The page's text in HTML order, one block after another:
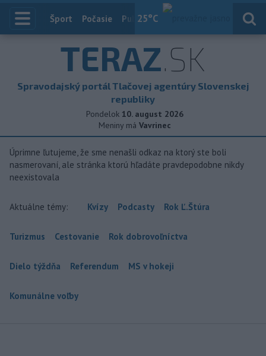
25°C
Index
Šport Počasie Publicistika
TERAZ.SK
Spravodajský portál Tlačovej agentúry Slovenskej
republiky
Pondelok 10. august 2026
Meniny má Vavrinec
Úprimne ľutujeme, že sme nenašli odkaz na ktorý ste boli
nasmerovaní, ale stránka ktorú hľadáte pravdepodobne nikdy
neexistovala
Aktuálne témy: Kvízy Podcasty Rok Ľ.Štúra
Turizmus Cestovanie Rok dobrovoľníctva
Dielo týždňa Referendum MS v hokeji
Komunálne voľby